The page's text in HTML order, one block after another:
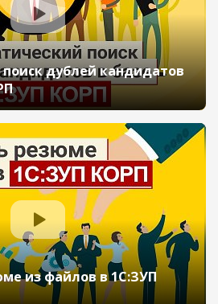
дублей кандидатов
из файлов в 1С:ЗУП